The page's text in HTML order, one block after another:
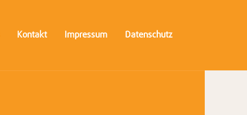
Kontakt Impressum Datenschutz